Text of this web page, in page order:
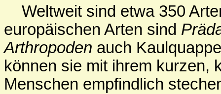
Weltweit sind etwa 350
europäischen Arten sind
Arthropoden auch
können sie mit ihrem kurzen,
Menschen empfindlich